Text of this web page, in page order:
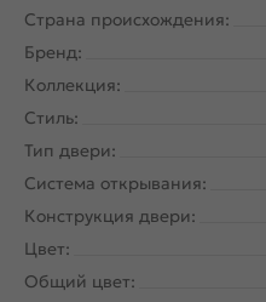
Страна происхождения:
Бренд:
Коллекция:
Стиль:
Тип двери:
Система открывания:
Конструкция двери:
Цвет:
Общий цвет: